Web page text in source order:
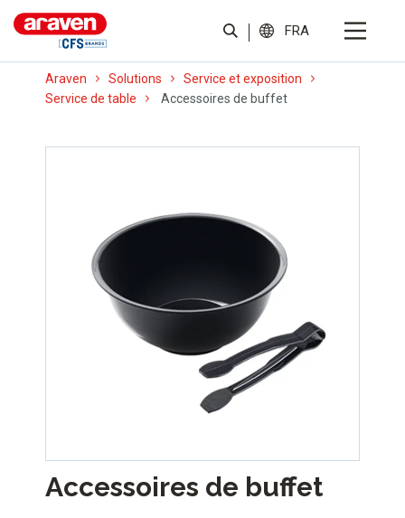
FRA
Araven Solutions
Service et exposition
Service de table
Accessoires de buffet
Accessoires de buffet